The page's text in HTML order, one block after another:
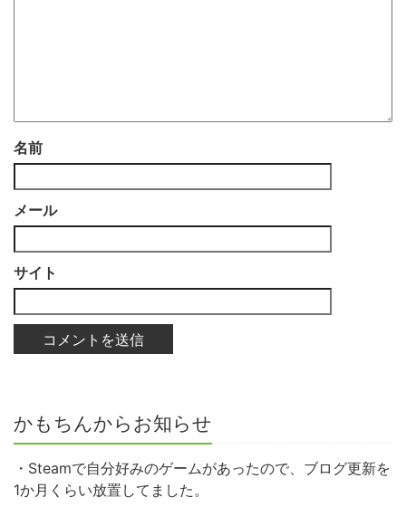
名前
メール
サイト
かもちんからお知らせ
・Steamで自分好みのゲームがあったので、ブログ更新を
1か月くらい放置してました。